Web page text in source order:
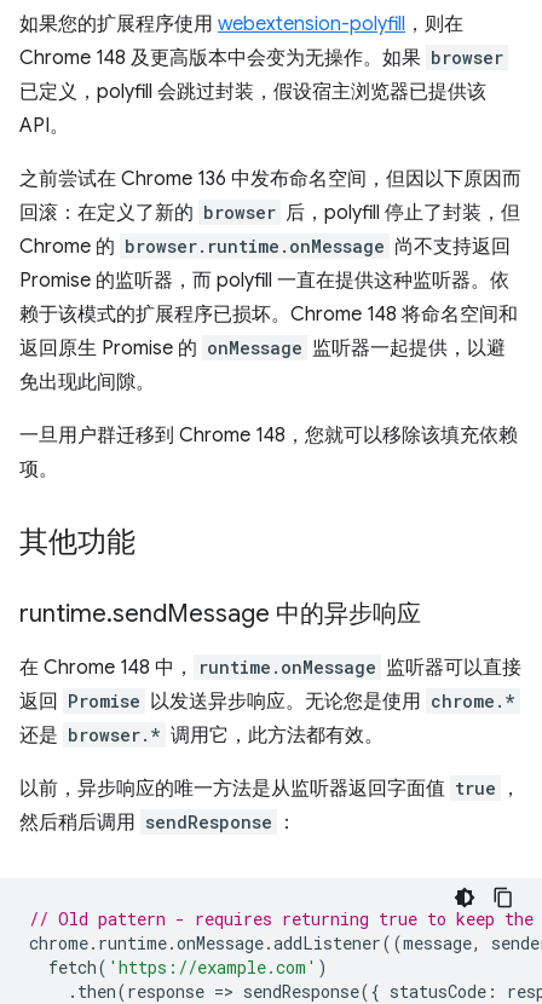
如果您的扩展程序使用 webextension-polyfill ，则在
Chrome 148 及更高版本中会变为无操作。如果 browser
已定义，polyfill 会跳过封装，假设宿主浏览器已提供该
API。
之前尝试在 Chrome 136 中发布命名空间，但因以下原因而
回滚：在定义了新的 browser 后，polyfill 停止了封装，但
Chrome 的 browser.runtime.onMessage 尚不支持返回
Promise 的监听器，而 polyfill 一直在提供这种监听器。依
赖于该模式的扩展程序已损坏。Chrome 148 将命名空间和
返回原生 Promise 的 onMessage 监听器一起提供，以避
免出现此间隙。
一旦用户群迁移到 Chrome 148，您就可以移除该填充依赖
项。
其他功能
runtime.sendMessage 中的异步响应
在 Chrome 148 中， runtime.onMessage 监听器可以直接
返回
Promise 以发送异步响应。无论您是使用 chrome.*
还是 browser.* 调用它，此方法都有效。
以前，异步响应的唯一方法是从监听器返回字面值 true
，
然后稍后调用 sendResponse ：
// Old pattern - requires returning true to keep the
chrome. runtime.onMessage.addListener((message,
fetch( 'https://example.com' )
. then(response => sendResponse({ statusCode :